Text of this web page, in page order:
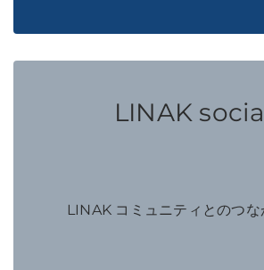
LINAK
LINAK コミュニティとのつな